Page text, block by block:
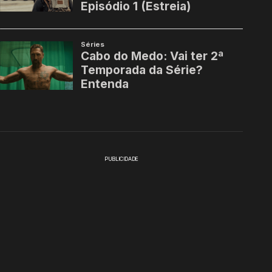
PUBLICIDADE